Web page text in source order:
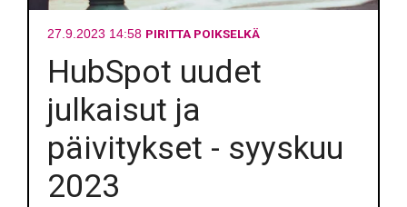
27.9.2023 14:58 PIRITTA POIKSELKÄ
HubSpot uudet
julkaisut ja
päivitykset - syyskuu
2023